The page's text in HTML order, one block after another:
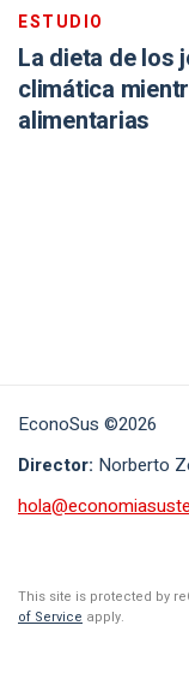
ESTUDIO
La dieta de los
climática
alimentarias
EconoSus ©2026
Director: Norberto
This site is protected by
of Service apply.